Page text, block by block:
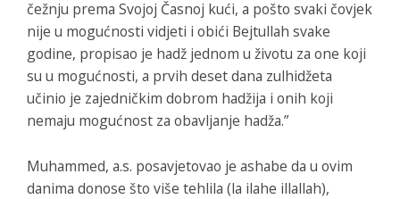
čežnju prema Svojoj Časnoj kući, a pošto svaki čovjek
nije u mogućnosti vidjeti i obići Bejtullah svake
godine, propisao je hadž jednom u životu za one koji
su u mogućnosti, a prvih deset dana zulhidžeta
učinio je zajedničkim dobrom hadžija i onih koji
nemaju mogućnost za obavljanje hadža.”
Muhammed, a.s. posavjetovao je ashabe da u ovim
danima donose što više tehlila (la ilahe illallah),